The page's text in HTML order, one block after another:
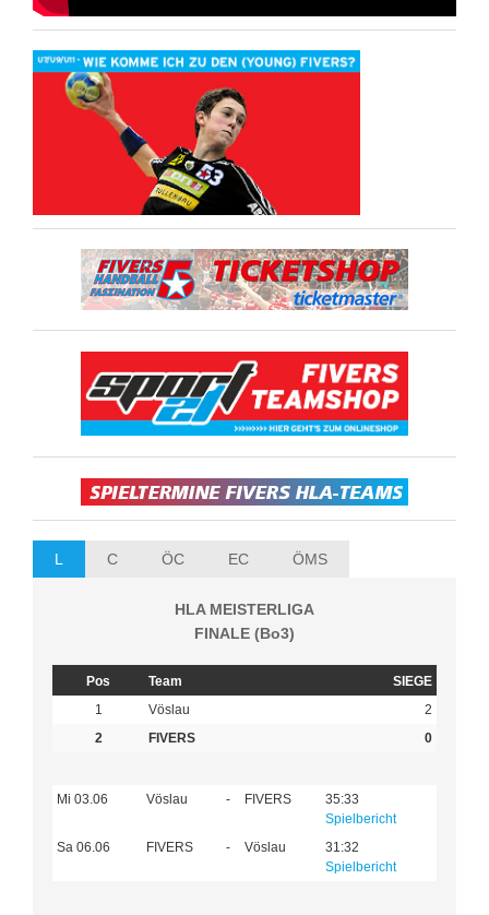
L C ÖC EC ÖMS
HLA MEISTERLIGA
FINALE (Bo3)
Pos Team
SIEGE
1
Vöslau
2
2
FIVERS 0
Mi 03.06 Vöslau - FIVERS
35:33
Spielbericht
Sa 06.06
FIVERS - Vöslau
31:32
Spielbericht